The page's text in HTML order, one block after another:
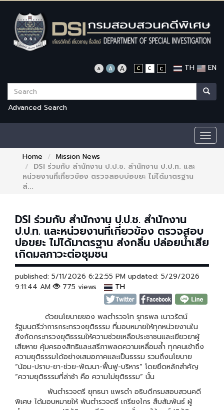
TH EN
Advanced Search
Home
Mission News
DSI ร่วมกับ สำนักงาน ป.ป.ช. สำนักงาน ป.ป.ท. และ
หน่วยงานที่เกี่ยวข้อง ตรวจสอบบ่อขยะ ไม่ได้มาตรฐาน
ส่...
DSI ร่วมกับ สำนักงาน ป.ป.ช. สำนักงาน
ป.ป.ท. และหน่วยงานที่เกี่ยวข้อง ตรวจสอบ
บ่อขยะ ไม่ได้มาตรฐาน ส่งกลิ่น ปล่อยน้ำเสีย
เกิดมลภาวะต่อชุมชน
published: 5/11/2026 6:22:55 PM updated: 5/29/2026
9:11:44 AM
775 views TH
ด้วยนโยบายของ พลตำรวจโท รุทธพล เนาวรัตน์
รัฐมนตรีว่าการกระทรวงยุติธรรม ที่มอบหมายให้ทุกหน่วยงานใน
สังกัดกระทรวงยุติธรรมให้ความช่วยเหลือประชาชนและเยียวยาผู้
เสียหาย คุ้มครองสิทธิและเสรีภาพลดความเหลื่อมล้ำ ทุกคนเข้าถึง
ความยุติธรรมได้อย่างเสมอภาคและเป็นธรรม รวมถึงนโยบาย
“น้อม-ปราบ-ยา-ช่วย-พัฒนา-ฟื้นฟู-บริหาร” โดยยึดหลักสำคัญ
“ความยุติธรรมที่ล่าช้า คือ ความไม่ยุติธรรม” นั้น
พันตำรวจตรี ยุทธนา แพรดำ อธิบดีกรมสอบสวนคดี
พิเศษ ได้มอบหมายให้ พันตำรวจตรี เกรียงไกร สืบสัมพันธ์ ผู้